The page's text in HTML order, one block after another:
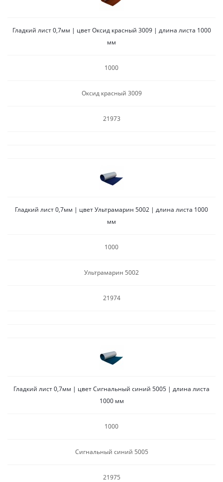
Гладкий лист 0,7мм | цвет Оксид красный 3009 | длина листа 1000
мм
1000
Оксид красный 3009
21973
Гладкий лист 0,7мм | цвет Ультрамарин 5002 | длина листа 1000
мм
1000
Ультрамарин 5002
21974
Гладкий лист 0,7мм | цвет Сигнальный синий 5005 | длина листа
1000 мм
1000
Сигнальный синий 5005
21975